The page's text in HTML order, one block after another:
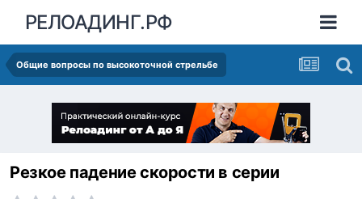
РЕЛОАДИНГ.РФ
Общие вопросы по высокоточной стрельбе
Резкое падение скорости в серии